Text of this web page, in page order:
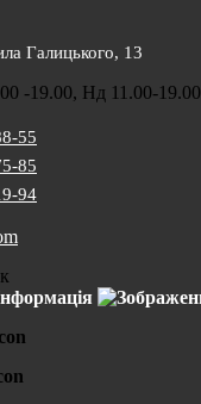
Галицького, 13
-19.00, Нд 11.00-19.00
55
85
94